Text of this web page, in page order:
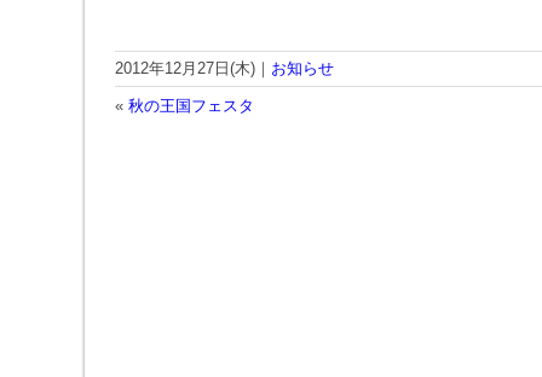
2012年12月27日(木)｜ お知らせ
« 秋の王国フェスタ